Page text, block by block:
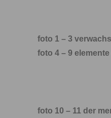
foto 1 – 3
foto 4 – 9
foto 10 – 11 der